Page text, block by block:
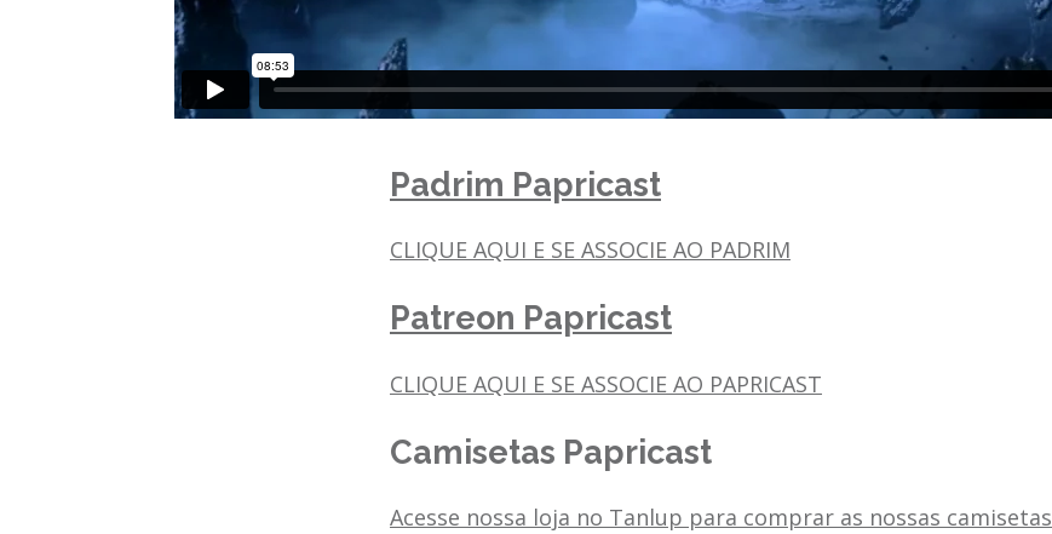
Padrim Papricast
CLIQUE AQUI E SE ASSOCIE AO PADRIM
Patreon Papricast
CLIQUE AQUI E SE ASSOCIE AO PAPRICAST
Camisetas Papricast
Acesse nossa loja no Tanlup para comprar as nossas camisetas